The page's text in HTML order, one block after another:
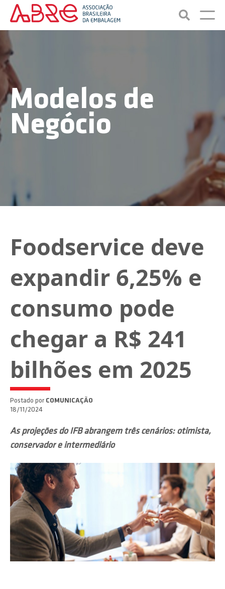
Modelos de
Negócio
Foodservice deve
expandir 6,25% e
consumo pode
chegar a R$ 241
bilhões em 2025
Postado por COMUNICAÇÃO
18/11/2024
As projeções do IFB abrangem três cenários: otimista,
conservador e intermediário